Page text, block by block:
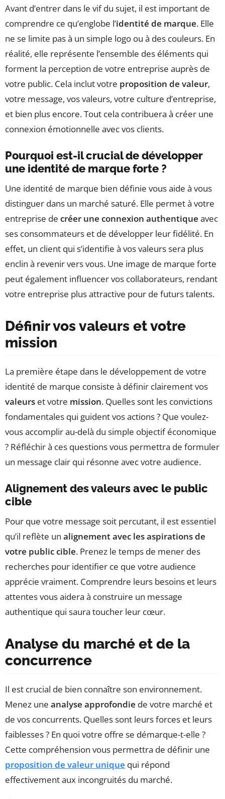
Avant d’entrer dans le vif du sujet, il est important de
comprendre ce qu’englobe l’identité de marque. Elle
ne se limite pas à un simple logo ou à des couleurs. En
réalité, elle représente l’ensemble des éléments qui
forment la perception de votre entreprise auprès de
votre public. Cela inclut votre proposition de valeur,
votre message, vos valeurs, votre culture d’entreprise,
et bien plus encore. Tout cela contribuera à créer une
connexion émotionnelle avec vos clients.
Pourquoi est-il crucial de développer
une identité de marque forte ?
Une identité de marque bien définie vous aide à vous
distinguer dans un marché saturé. Elle permet à votre
entreprise de créer une connexion authentique avec
ses consommateurs et de développer leur fidélité. En
effet, un client qui s’identifie à vos valeurs sera plus
enclin à revenir vers vous. Une image de marque forte
peut également influencer vos collaborateurs, rendant
votre entreprise plus attractive pour de futurs talents.
Définir vos valeurs et votre
mission
La première étape dans le développement de votre
identité de marque consiste à définir clairement vos
valeurs et votre mission. Quelles sont les convictions
fondamentales qui guident vos actions ? Que voulez-
vous accomplir au-delà du simple objectif économique
? Réfléchir à ces questions vous permettra de formuler
un message clair qui résonne avec votre audience.
Alignement des valeurs avec le public
cible
Pour que votre message soit percutant, il est essentiel
qu’il reflète un alignement avec les aspirations de
votre public cible. Prenez le temps de mener des
recherches pour identifier ce que votre audience
apprécie vraiment. Comprendre leurs besoins et leurs
attentes vous aidera à construire un message
authentique qui saura toucher leur cœur.
Analyse du marché et de la
concurrence
Il est crucial de bien connaître son environnement.
Menez une analyse approfondie de votre marché et
de vos concurrents. Quelles sont leurs forces et leurs
faiblesses ? En quoi votre offre se démarque-t-elle ?
Cette compréhension vous permettra de définir une
proposition de valeur unique qui répond
effectivement aux incongruités du marché.